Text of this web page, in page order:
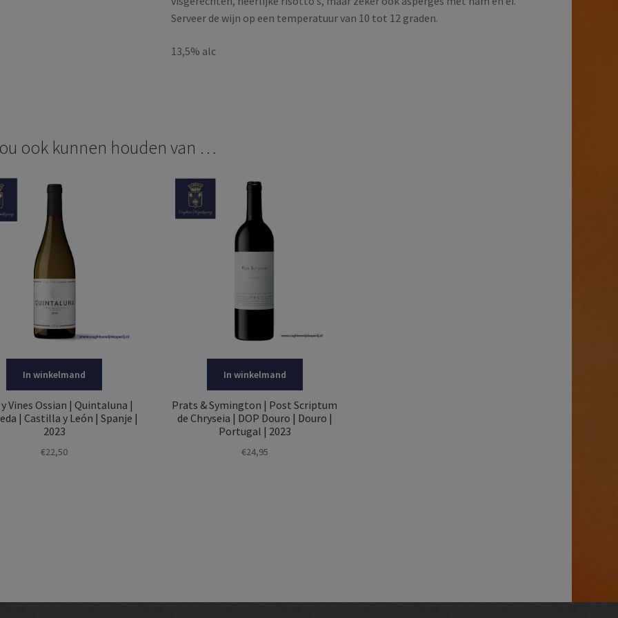
Serveer de wijn op een temperatuur van 10 tot 12 graden.
13,5% alc
ook kunnen houden van …
In winkelmand
y Vines Ossian | Quintaluna |
| Castilla y León | Spanje |
2023
€22,50
In winkelmand
Prats & Symington | Post Scriptum
de Chryseia | DOP Douro | Douro |
Portugal | 2023
€24,95